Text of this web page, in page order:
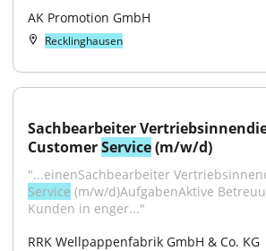
AK Promotion GmbH
Recklinghausen
Sachbearbeiter
Customer Service (m/w/d)
Service (m/w/d)AufgabenAktive
Kunden in enger..."
RRK Wellpappenfabrik GmbH & Co. KG